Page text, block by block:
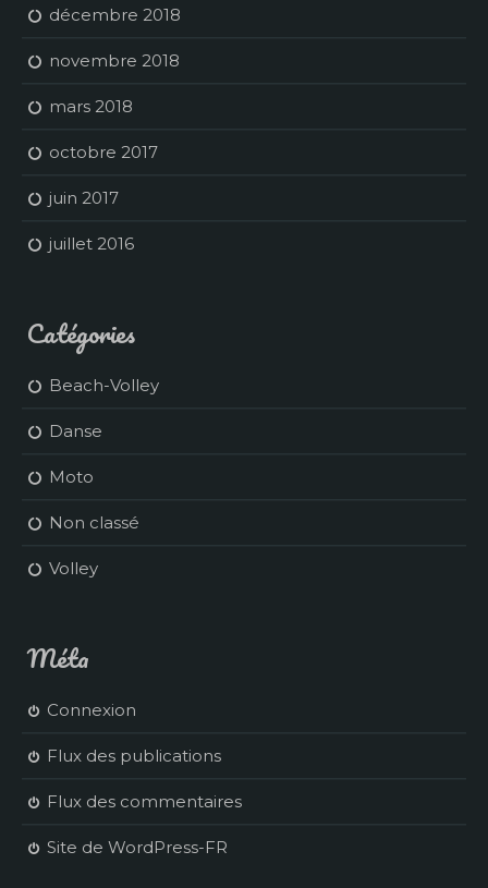
décembre 2018
novembre 2018
mars 2018
octobre 2017
juin 2017
juillet 2016
Catégories
Beach-Volley
Danse
Moto
Non classé
Volley
Méta
Connexion
Flux des publications
Flux des commentaires
Site de WordPress-FR